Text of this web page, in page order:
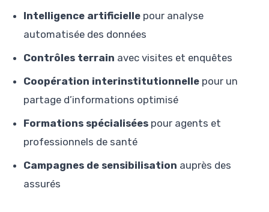
Intelligence artificielle pour analyse
automatisée des données
Contrôles terrain avec visites et enquêtes
Coopération interinstitutionnelle pour un
partage d’informations optimisé
Formations spécialisées pour agents et
professionnels de santé
Campagnes de sensibilisation auprès des
assurés